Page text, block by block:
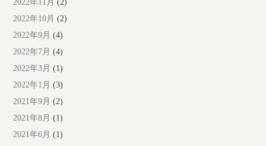
2022年11月 (2)
2022年10月 (2)
2022年9月 (4)
2022年7月 (4)
2022年3月 (1)
2022年1月 (3)
2021年9月 (2)
2021年8月 (1)
2021年6月 (1)